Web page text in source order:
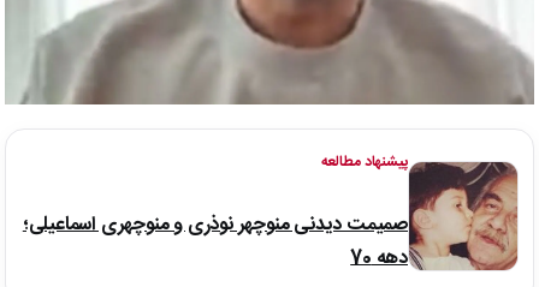
پیشنهاد مطالعه
صمیمت دیدنی منوچهر نوذری و منوچهری اسماعیلی؛
دهه 70